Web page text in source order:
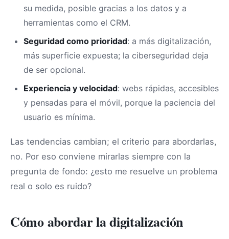
su medida, posible gracias a los datos y a
herramientas como el CRM.
Seguridad como prioridad: a más digitalización,
más superficie expuesta; la ciberseguridad deja
de ser opcional.
Experiencia y velocidad: webs rápidas, accesibles
y pensadas para el móvil, porque la paciencia del
usuario es mínima.
Las tendencias cambian; el criterio para abordarlas,
no. Por eso conviene mirarlas siempre con la
pregunta de fondo: ¿esto me resuelve un problema
real o solo es ruido?
Cómo abordar la digitalización